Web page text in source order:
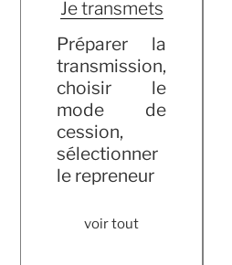
Je transmets
Préparer la
transmission,
choisir le
mode de
cession,
sélectionner
le repreneur
voir tout